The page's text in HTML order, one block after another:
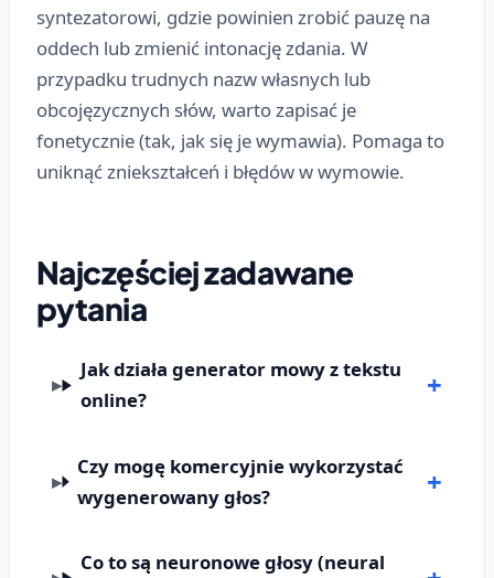
syntezatorowi, gdzie powinien zrobić pauzę na
oddech lub zmienić intonację zdania. W
przypadku trudnych nazw własnych lub
obcojęzycznych słów, warto zapisać je
fonetycznie (tak, jak się je wymawia). Pomaga to
uniknąć zniekształceń i błędów w wymowie.
Najczęściej zadawane
pytania
Jak działa generator mowy z tekstu
online?
Czy mogę komercyjnie wykorzystać
wygenerowany głos?
Co to są neuronowe głosy (neural